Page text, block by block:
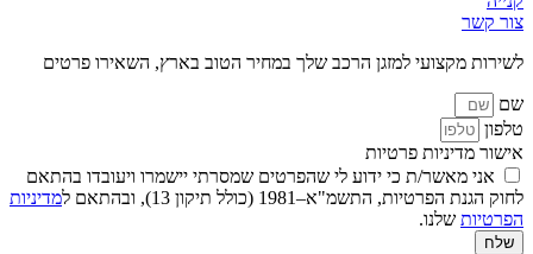
צור קשר
לשירות מקצועי למזגן הרכב שלך במחיר הטוב בארץ, השאירו פרטים
שם
טלפון
אישור מדיניות פרטיות
אני מאשר/ת כי ידוע לי שהפרטים שמסרתי יישמרו ויעובדו בהתאם
לחוק הגנת הפרטיות, התשמ"א–1981 (כולל תיקון 13), ובהתאם ל
מדיניות
הפרטיות שלנו.
שלח